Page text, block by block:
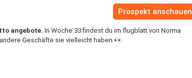
Prospekt anschauen
angebote. In Woche 33 findest du im flugblatt von Norma
Geschäfte sie vielleicht haben.👀